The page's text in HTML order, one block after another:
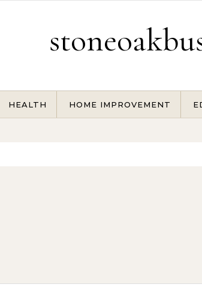
HEALTH HOME IMPROVEMENT